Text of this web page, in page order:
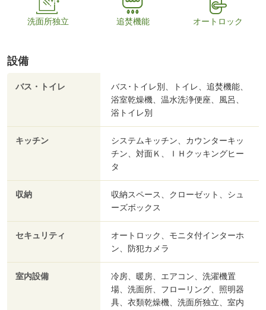
洗面所独立 追焚機能 オートロック
設備
バス・トイレ
バス･トイレ別、トイレ、追焚機能、
浴室乾燥機、温水洗浄便座、風呂、
浴トイレ別
キッチン
システムキッチン、カウンターキッ
チン、対面Ｋ、ＩＨクッキングヒー
タ
収納
収納スペース、クローゼット、シュ
ーズボックス
セキュリティ
オートロック、モニタ付インターホ
ン、防犯カメラ
室内設備
冷房、暖房、エアコン、洗濯機置
場、洗面所、フローリング、照明器
具、衣類乾燥機、洗面所独立、室内